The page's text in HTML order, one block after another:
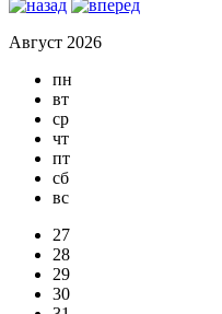
Август 2026
пн
вт
ср
чт
пт
сб
вс
27
28
29
30